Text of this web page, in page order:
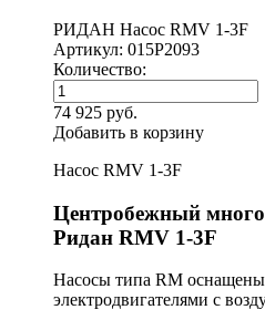
РИДАН Насос RMV 1-3F
Артикул: 015P2093
Количество:
74 925 руб.
Добавить в корзину
Насос RMV 1-3F
Центробежный
Ридан RMV 1-3F
Насосы типа RM
электродвигателями с